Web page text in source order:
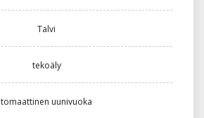
Talvi
tekoäly
tomaattinen uunivuoka